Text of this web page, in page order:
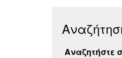
Αναζητήστε